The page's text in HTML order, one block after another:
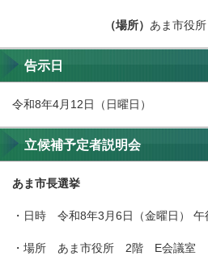
（場所） あま市役
告示日
令和8年4月12日（日曜日）
立候補予定者説明会
あま市長選挙
・日時 令和8年3月6日（金曜日） 午
・場所 あま市役所 2階 E会議室